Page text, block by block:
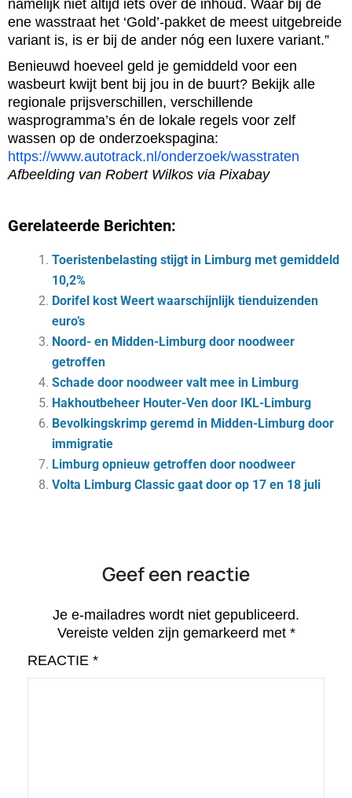
namelijk niet altijd iets over de inhoud. Waar bij de
ene wasstraat het ‘Gold’-pakket de meest uitgebreide
variant is, is er bij de ander nóg een luxere variant.”
Benieuwd hoeveel geld je gemiddeld voor een
wasbeurt kwijt bent bij jou in de buurt? Bekijk alle
regionale prijsverschillen, verschillende
wasprogramma’s én de lokale regels voor zelf
wassen op de onderzoekspagina:
https://www.autotrack.nl/onderzoek/wasstraten
Afbeelding van Robert Wilkos via Pixabay
Gerelateerde Berichten:
Toeristenbelasting stijgt in Limburg met gemiddeld
10,2%
Dorifel kost Weert waarschijnlijk tienduizenden
euro’s
Noord- en Midden-Limburg door noodweer
getroffen
Schade door noodweer valt mee in Limburg
Hakhoutbeheer Houter-Ven door IKL-Limburg
Bevolkingskrimp geremd in Midden-Limburg door
immigratie
Limburg opnieuw getroffen door noodweer
Volta Limburg Classic gaat door op 17 en 18 juli
Geef een reactie
Je e-mailadres wordt niet gepubliceerd.
Vereiste velden zijn gemarkeerd met *
REACTIE *